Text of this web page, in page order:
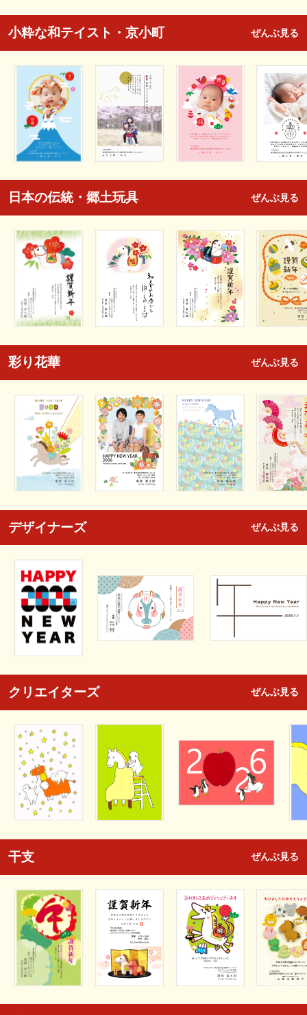
小粋な和テイスト・京小町 ぜんぶ見る
日本の伝統・郷土玩具 ぜんぶ見る
彩り花華 ぜんぶ見る
デザイナーズ ぜんぶ見る
クリエイターズ ぜんぶ見る
干支 ぜんぶ見る